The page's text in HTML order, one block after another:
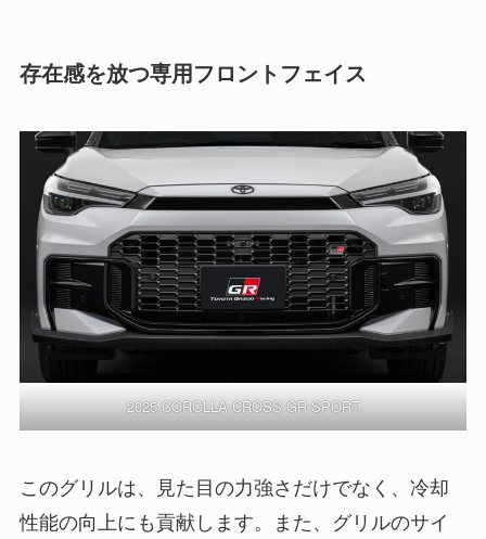
存在感を放つ専用フロントフェイス
2025 COROLLA CROSS GR SPORT
このグリルは、見た目の力強さだけでなく、冷却
性能の向上にも貢献します。また、グリルのサイ